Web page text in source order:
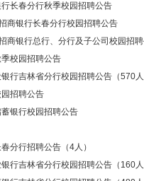
长春分行秋季校园招聘公告
商银行长春分行校园招聘公告
商银行总行、分行及子公司校园招
校园招聘公告
行吉林省分行校园招聘公告（570人
招聘公告
银行校园招聘公告
分行招聘公告（4人）
行吉林省分行校园招聘公告（160人